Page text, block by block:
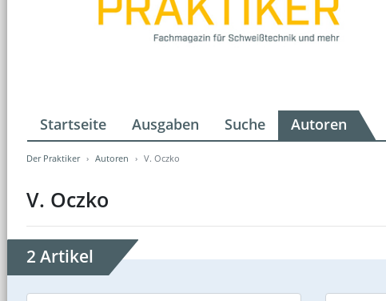
Startseite Ausgaben Suche Autoren
Der Praktiker Autoren V. Oczko
V. Oczko
2 Artikel